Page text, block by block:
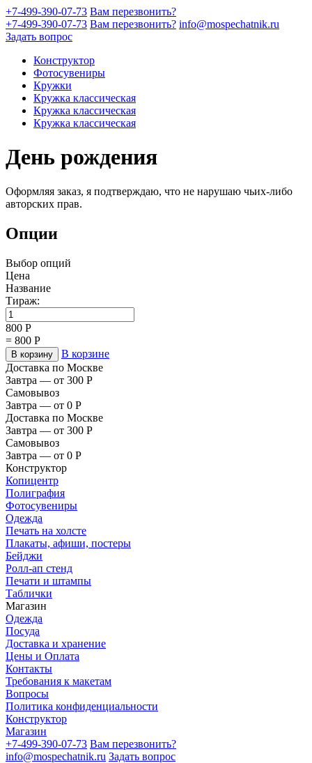
+7-499-390-07-73 Вам перезвонить?
+7-499-390-07-73 Вам перезвонить? info@mospechatnik.ru
Задать вопрос
Конструктор
Фотосувениры
Кружки
Кружка классическая
Кружка классическая
Кружка классическая
День рождения
Оформляя заказ, я подтверждаю, что не нарушаю чьих-либо
авторских прав.
Опции
Выбор опций
Цена
Название
Тираж:
800 Р
= 800 Р
В корзину
В корзине
Доставка по Москве
Завтра — от 300 Р
Самовывоз
Завтра — от 0 Р
Доставка по Москве
Завтра — от 300 Р
Самовывоз
Завтра — от 0 Р
Конструктор
Копицентр
Полиграфия
Фотосувениры
Одежда
Печать на холсте
Плакаты, афиши, постеры
Бейджи
Ролл-ап стенд
Печати и штампы
Таблички
Магазин
Одежда
Посуда
Доставка и хранение
Цены и Оплата
Контакты
Требования к макетам
Вопросы
Политика конфиденциальности
Конструктор
Магазин
+7-499-390-07-73 Вам перезвонить?
info@mospechatnik.ru Задать вопрос